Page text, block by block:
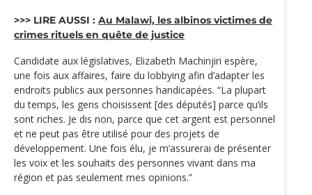
>>> LIRE AUSSI : Au Malawi, les albinos victimes de
crimes rituels en quête de justice
Candidate aux législatives, Elizabeth Machinjiri espère,
une fois aux affaires, faire du lobbying afin d’adapter les
endroits publics aux personnes handicapées. “La plupart
du temps, les gens choisissent [des députés] parce qu’ils
sont riches. Je dis non, parce que cet argent est personnel
et ne peut pas être utilisé pour des projets de
développement. Une fois élu, je m’assurerai de présenter
les voix et les souhaits des personnes vivant dans ma
région et pas seulement mes opinions.”